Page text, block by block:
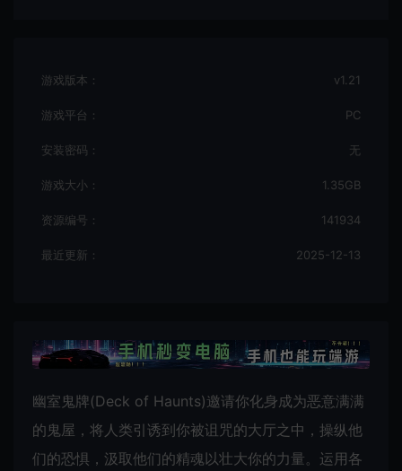
游戏版本： v1.21
游戏平台： PC
安装密码： 无
游戏大小： 1.35GB
资源编号： 141934
最近更新： 2025-12-13
幽室鬼牌(Deck of Haunts)邀请你化身成为恶意满满
的鬼屋，将人类引诱到你被诅咒的大厅之中，操纵他
们的恐惧，汲取他们的精魂以壮大你的力量。运用各